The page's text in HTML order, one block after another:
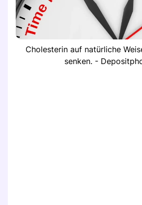
Cholesterin auf natürliche
senken. -